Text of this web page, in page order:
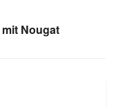
Nougat